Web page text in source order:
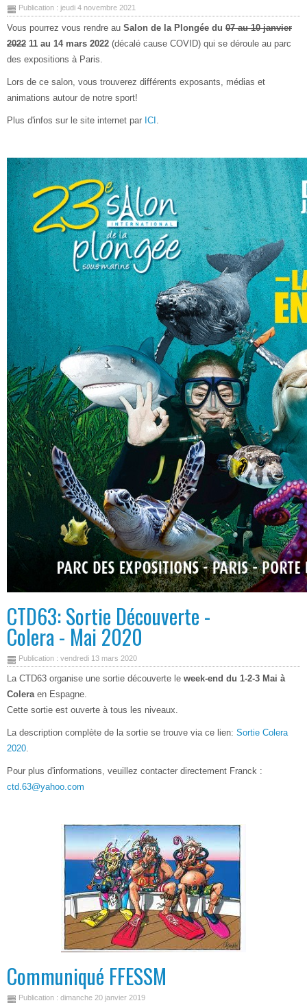
Publication : jeudi 4 novembre 2021
Vous pourrez vous rendre au Salon de la Plongée du 07 au 10 janvier
2022 11 au 14 mars 2022 (décalé cause COVID) qui se déroule au parc
des expositions à Paris.
Lors de ce salon, vous trouverez différents exposants, médias et
animations autour de notre sport!
Plus d'infos sur le site internet par ICI .
CTD63: Sortie Découverte -
Colera - Mai 2020
Publication : vendredi 13 mars 2020
La CTD63 organise une sortie découverte le week-end du 1-2-3 Mai à
Coleraen Espagne.
Cette sortie est ouverte à tous les niveaux.
La description complète de la sortie se trouve via ce lien: Sortie Colera
2020.
Pour plus d'informations, veuillez contacter directement Franck :
ctd.63@yahoo.com
Communiqué FFESSM
Publication : dimanche 20 janvier 2019